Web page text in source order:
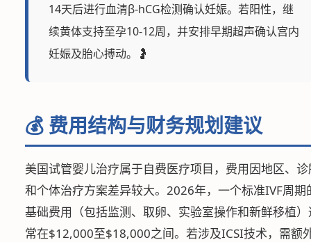
14天后进行血清β-hCG检测确认妊娠。若阳性，继
续黄体支持至孕10-12周，并安排早期超声确认宫内
妊娠及胎心搏动。🤰
💰 费用结构与财务规划建议
美国试管婴儿治疗属于自费医疗项目，费用因地区、
和个体治疗方案差异较大。2026年，一个标准IVF周期
基础费用（包括监测、取卵、实验室操作和新鲜移植
常在$12,000至$18,000之间。若涉及ICSI技术，需额